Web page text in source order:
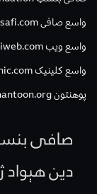
واسع صافی wasisafi.com
واسع ویب wasiweb.com
واسع کلینیک wasiclinic.com
پوهنتون pohantoon.org